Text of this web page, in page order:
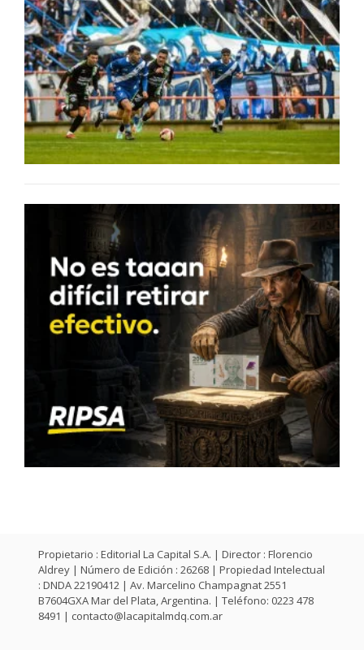
Propietario : Editorial La Capital S.A. | Director : Florencio
Aldrey | Número de Edición : 26268 | Propiedad Intelectual
: DNDA 22190412 | Av. Marcelino Champagnat 2551
B7604GXA Mar del Plata, Argentina. | Teléfono: 0223 478
8491 | contacto@lacapitalmdq.com.ar